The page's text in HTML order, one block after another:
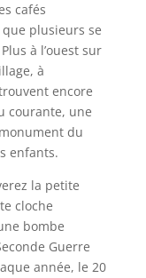
cafés
plusieurs se
à l’ouest sur
à
encore
courante, une
du
enfants.
la petite
cloche
bombe
Guerre
année, le 20